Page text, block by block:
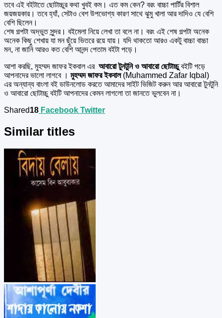
তবে এই বইটাতে ছোটাচ্চুর কথা খুবই কম। এত কম কেন? বরং বাচ্চা পার্টির বিশাল
জয়জয়কার। তবে হ্যাঁ, সেটাও বেশ উপভোগ্য কারণ সাথে ঝুমু খালা আর দাদিও যে বেশি
বেশি ছিলেন।
শেষ গল্পটা অদ্ভুত সুন্দর। বইমেলা নিয়ে লেখা তা বলে না। বরং এই শেষ গল্পটা অনেক
অনেক কিছু শেখায় যা মন ছুঁয়ে ভিতরে রয়ে যায়। যদি থাকতো আরও একটু বাচ্চা বাচ্চা
মন, না জানি আরও কত বেশি আনন্দ পেতাম বইটা পড়ে।
আশা করছি, মুহম্মদ জাফর ইকবাল এর আবারো টুনটুনি ও আবারো ছোটাচ্চুবইটি পড়ে
আপনাদের ভালো লাগবে । মুহম্মদ জাফর ইকবাল (Muhammed Zafar Iqbal)
এর অন্যান্য বাংলা বই ডাউনলোড করতে আমাদের সাইট ভিজিট করুন আর আবারো টুনটুনি
ও আবারো ছোটাচ্চু বইটি আপনাদের কেমন লাগলো তা জানতে ভুলবেন না।
Shared18 Facebook Twitter
Similar titles